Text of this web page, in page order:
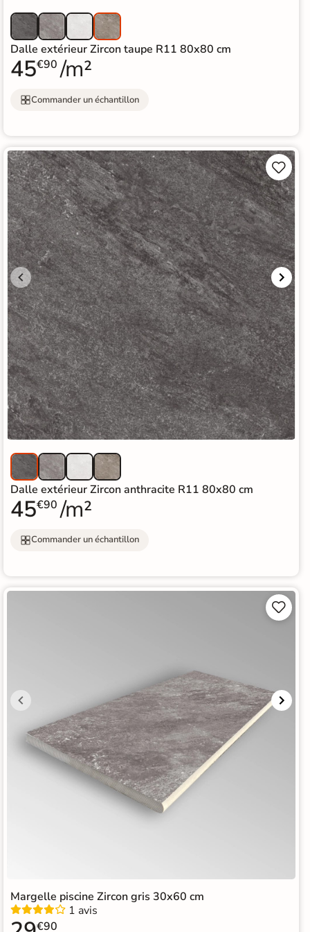
Dalle extérieur Zircon taupe R11 80x80 cm
45€90 /m²
Commander un échantillon


Dalle extérieur Zircon anthracite R11 80x80 cm
45€90 /m²
Commander un échantillon


Margelle piscine Zircon gris 30x60 cm
1 avis
€90